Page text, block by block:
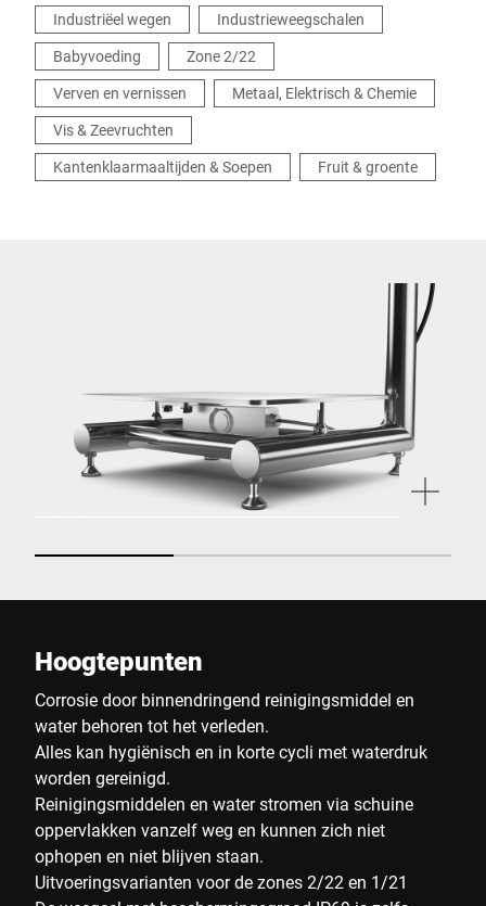
Industriëel wegen
Industrieweegschalen
Babyvoeding
Zone 2/22
Verven en vernissen
Metaal, Elektrisch & Chemie
Vis & Zeevruchten
Kantenklaarmaaltijden & Soepen
Fruit & groente
Hoogtepunten
Corrosie door binnendringend reinigingsmiddel en
water behoren tot het verleden.
Alles kan hygiënisch en in korte cycli met waterdruk
worden gereinigd.
Reinigingsmiddelen en water stromen via schuine
oppervlakken vanzelf weg en kunnen zich niet
ophopen en niet blijven staan.
Uitvoeringsvarianten voor de zones 2/22 en 1/21